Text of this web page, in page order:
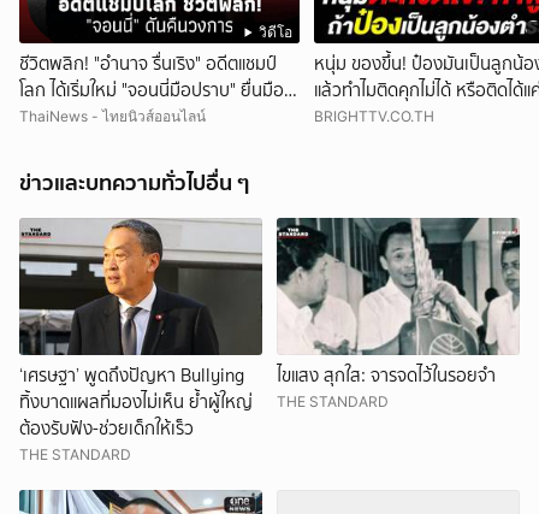
วิดีโอ
ชีวิตพลิก! "อำนาจ รื่นเริง" อดีตแชมป์
โลก ได้เริ่มใหม่ "จอนนี่มือปราบ" ยื่นมือ
ช่วย ดันขึ้นแท่นครูมวย
ThaiNews - ไทยนิวส์ออนไลน์
หนุ่ม ของขึ้น! ป๋องมันเป็นลูกน้อ
แล้วทำไมติดคุกไม่ได้ หรือติดได้
สา คนจน
BRIGHTTV.CO.TH
ข่าวและบทความทั่วไปอื่น ๆ
‘เศรษฐา’ พูดถึงปัญหา Bullying
ทิ้งบาดแผลที่มองไม่เห็น ย้ำผู้ใหญ่
ต้องรับฟัง-ช่วยเด็กให้เร็ว
THE STANDARD
ไขแสง สุกใส: จารจดไว้ในรอยจำ
THE STANDARD